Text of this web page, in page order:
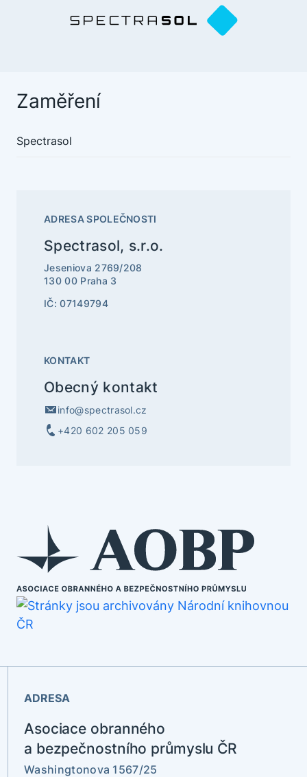
Zaměření
Spectrasol
ADRESA SPOLEČNOSTI
Spectrasol, s.r.o.
Jeseniova 2769/208
130 00 Praha 3
IČ: 07149794
KONTAKT
Obecný kontakt
info@spectrasol.cz
+420 602 205 059
ADRESA
Asociace obranného
a bezpečnostního průmyslu ČR
Washingtonova 1567/25